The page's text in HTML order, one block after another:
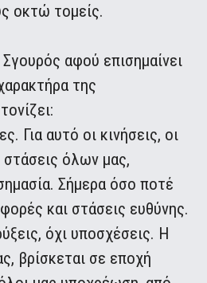
οκτώ τομείς.
αφού επισημαίνει
της
Για αυτό οι κινήσεις, οι
στάσεις όλων μας,
Σήμερα όσο ποτέ
και στάσεις ευθύνης.
όχι υποσχέσεις. Η
βρίσκεται σε εποχή